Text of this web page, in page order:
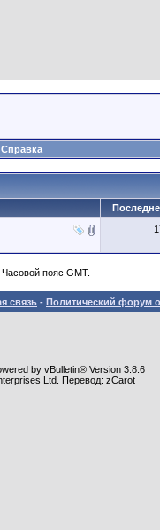
Справка
. Часовой пояс GMT.
связь - Политический форум
by vBulletin® Version 3.8.6
Ltd. Перевод: zCarot